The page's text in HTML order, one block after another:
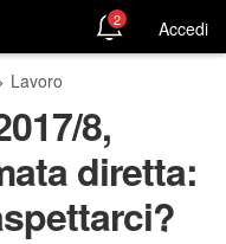
2 Accedi
Lavoro
8,
diretta: